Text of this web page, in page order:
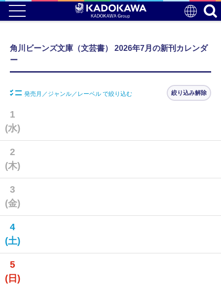
角川ビーンズ文庫（文芸書） 2026年7月の新刊カレンダ
ー
発売月／ジャンル／レーベル で絞り込む 絞り込み解除
1
(水)
2
(木)
3
(金)
4
(土)
5
(日)